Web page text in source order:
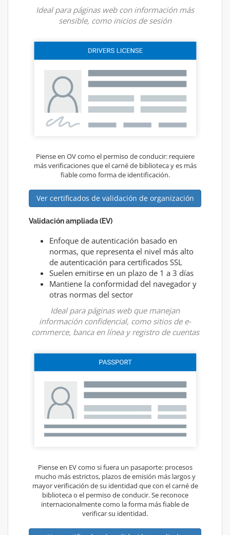
Ideal para páginas web con información más
sensible, como inicios de sesión
Piense en OV como el permiso de conducir: requiere
más verificaciones que el carné de biblioteca y es más
fiable como forma de identificación.
Ver certificados de validación de organización
Validación ampliada (EV)
Enfoque de autenticación basado en
normas, que representa el nivel más alto
de autenticación para certificados SSL
Suelen emitirse en un plazo de 1 a 3 días
Mantiene la conformidad del navegador y
otras normas del sector
Ideal para páginas web que manejan
información confidencial, como sitios de e-
commerce, banca en línea y registro de cuentas
Piense en EV como si fuera un pasaporte: procesos
mucho más estrictos, plazos de emisión más largos y
mayor verificación de su identidad que con el carné de
biblioteca o el permiso de conducir. Se reconoce
internacionalmente como la forma más fiable de
verificar su identidad.